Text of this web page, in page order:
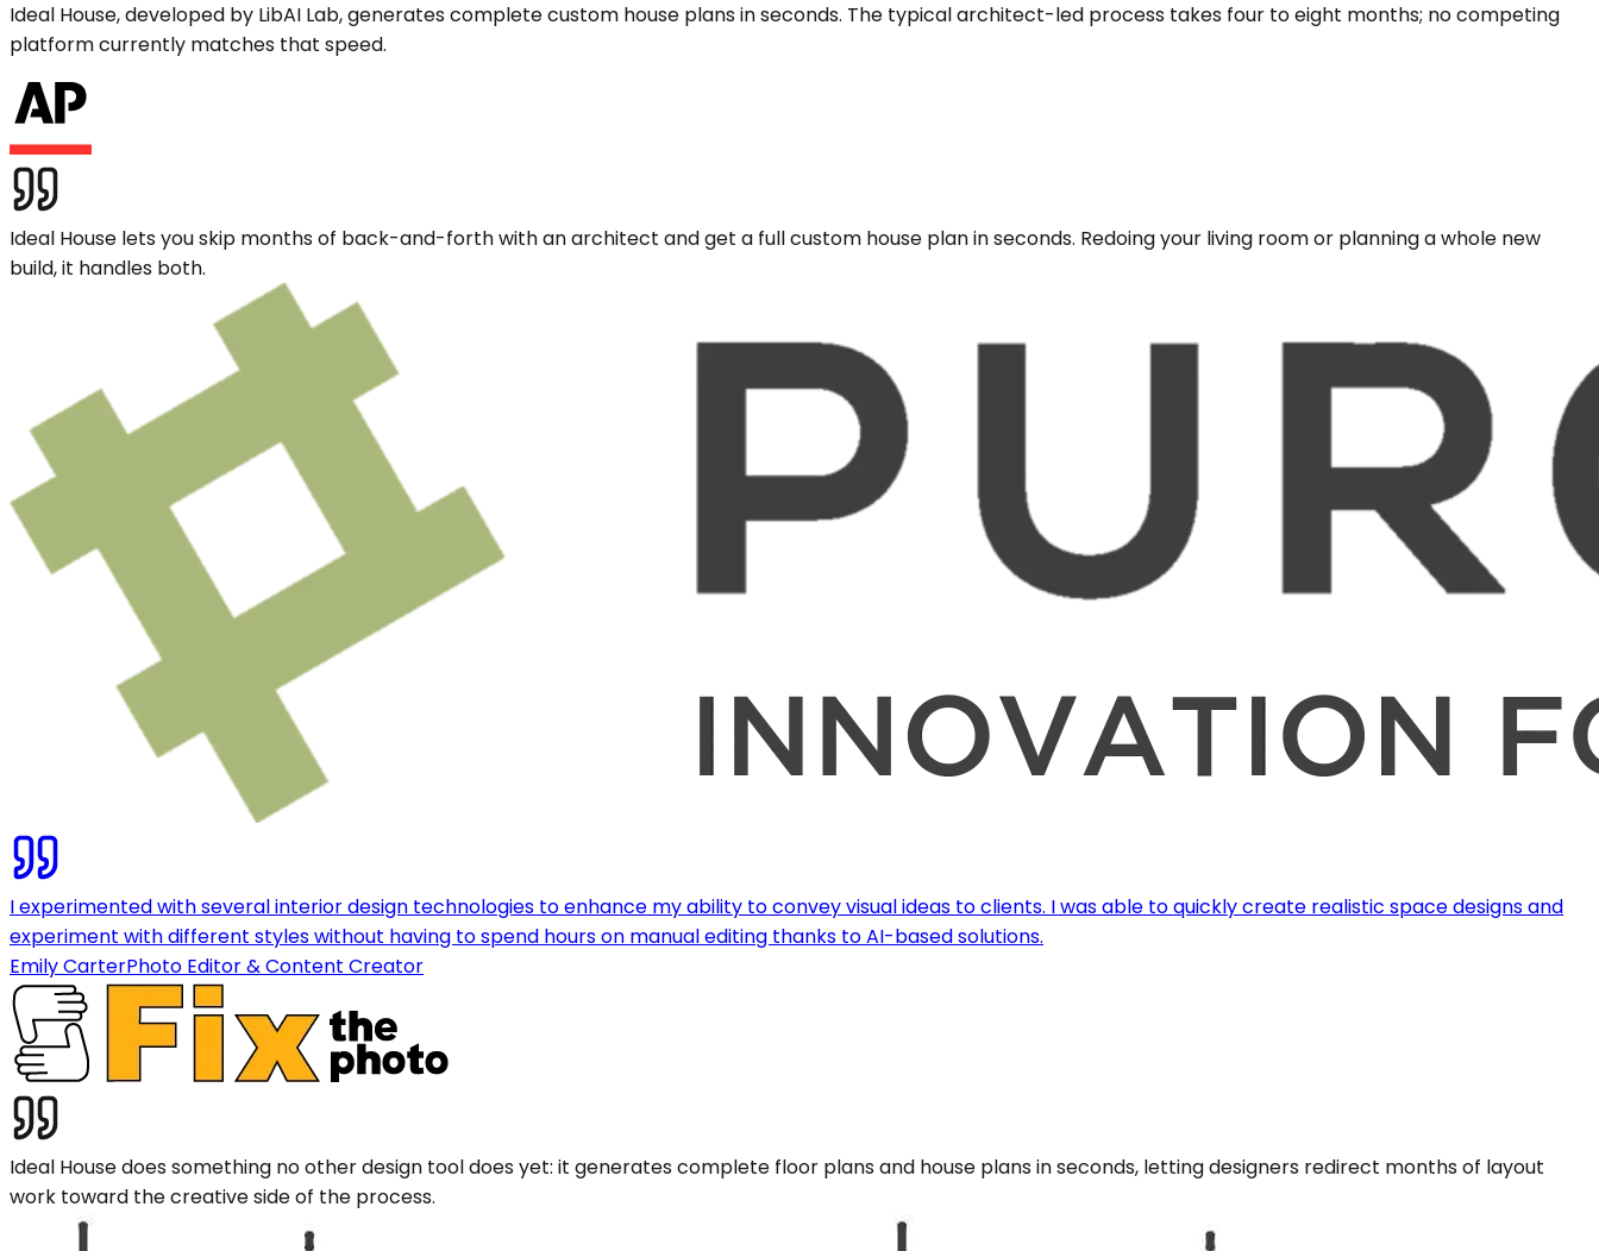
Ideal House, developed by LibAI Lab, generates complete custom house plans in seconds. The typical architect-led process takes four to eight months; no competing
platform currently matches that speed.
Ideal House lets you skip months of back-and-forth with an architect and get a full custom house plan in seconds. Redoing your living room or planning a whole new
build, it handles both.
I experimented with several interior design technologies to enhance my ability to convey visual ideas to clients. I was able to quickly create realistic space designs and
experiment with different styles without having to spend hours on manual editing thanks to AI-based solutions.
Emily CarterPhoto Editor & Content Creator
Ideal House does something no other design tool does yet: it generates complete floor plans and house plans in seconds, letting designers redirect months of layout
work toward the creative side of the process.